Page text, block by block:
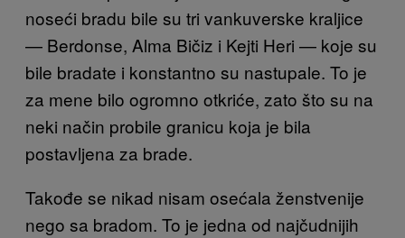
noseći bradu bile su tri vankuverske kraljice
— Berdonse, Alma Bičiz i Kejti Heri — koje su
bile bradate i konstantno su nastupale. To je
za mene bilo ogromno otkriće, zato što su na
neki način probile granicu koja je bila
postavljena za brade.
Takođe se nikad nisam osećala ženstvenije
nego sa bradom. To je jedna od najčudnijih